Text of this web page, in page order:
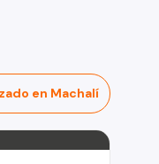
en Machalí